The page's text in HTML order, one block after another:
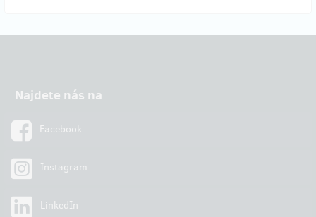
Najdete nás na
Facebook
Instagram
LinkedIn